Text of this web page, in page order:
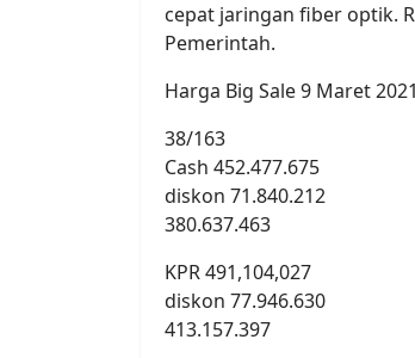
cepat jaringan fiber optik.
Pemerintah.
Harga Big Sale 9 Maret 2021
38/163
Cash 452.477.675
diskon 71.840.212
380.637.463
KPR 491,104,027
diskon 77.946.630
413.157.397